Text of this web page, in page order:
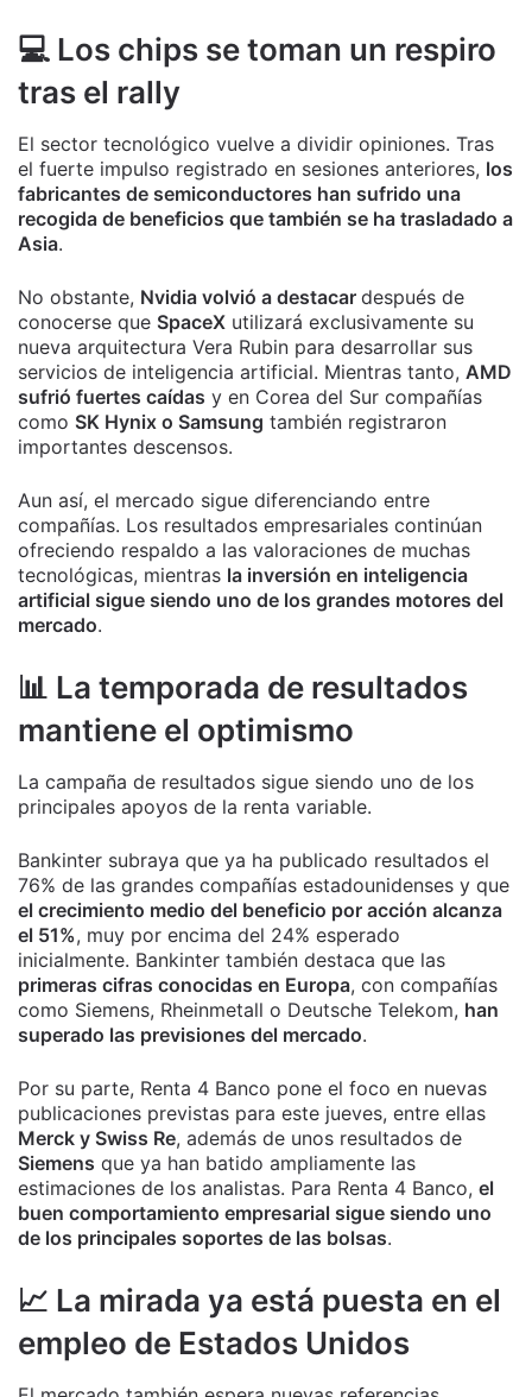
💻 Los chips se toman un respiro
tras el rally
El sector tecnológico vuelve a dividir opiniones. Tras
el fuerte impulso registrado en sesiones anteriores, los
fabricantes de semiconductores han sufrido una
recogida de beneficios que también se ha trasladado a
Asia.
No obstante, Nvidia volvió a destacar después de
conocerse que SpaceX utilizará exclusivamente su
nueva arquitectura Vera Rubin para desarrollar sus
servicios de inteligencia artificial. Mientras tanto, AMD
sufrió fuertes caídas y en Corea del Sur compañías
como SK Hynix o Samsung también registraron
importantes descensos.
Aun así, el mercado sigue diferenciando entre
compañías. Los resultados empresariales continúan
ofreciendo respaldo a las valoraciones de muchas
tecnológicas, mientras la inversión en inteligencia
artificial sigue siendo uno de los grandes motores del
mercado.
📊 La temporada de resultados
mantiene el optimismo
La campaña de resultados sigue siendo uno de los
principales apoyos de la renta variable.
Bankinter subraya que ya ha publicado resultados el
76% de las grandes compañías estadounidenses y que
el crecimiento medio del beneficio por acción alcanza
el 51%, muy por encima del 24% esperado
inicialmente. Bankinter también destaca que las
primeras cifras conocidas en Europa, con compañías
como Siemens, Rheinmetall o Deutsche Telekom, han
superado las previsiones del mercado.
Por su parte, Renta 4 Banco pone el foco en nuevas
publicaciones previstas para este jueves, entre ellas
Merck y Swiss Re, además de unos resultados de
Siemens que ya han batido ampliamente las
estimaciones de los analistas. Para Renta 4 Banco, el
buen comportamiento empresarial sigue siendo uno
de los principales soportes de las bolsas.
📈 La mirada ya está puesta en el
empleo de Estados Unidos